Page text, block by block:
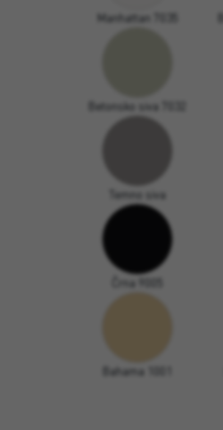
Manhattan 7035
Betonsko siva 7032
Temno siva
Črna 9005
Bahama 1001